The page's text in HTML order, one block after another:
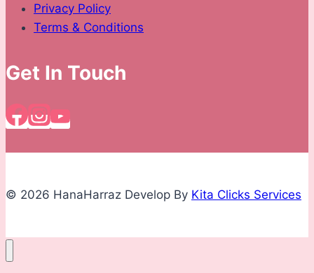
Privacy Policy
Terms & Conditions
Get In Touch
© 2026 HanaHarraz Develop By Kita Clicks Services